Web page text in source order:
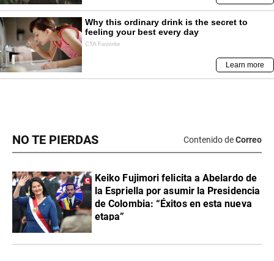
NO TE PIERDAS Contenido deCorreo
Keiko Fujimori felicita a Abelardo de
la Espriella por asumir la Presidencia
de Colombia: “Éxitos en esta nueva
etapa”